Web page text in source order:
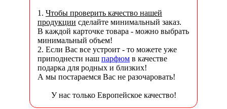
1. Чтобы проверить качество нашей
продукции сделайте минимальный заказ.
В каждой карточке товара - можно выбрать
минимальный объем!
2. Если Вас все устроит - то можете уже
приподнести наш парфюм в качестве
подарка для родных и близких!
А мы постараемся Вас не разочаровать!
У нас только Европейское качество!